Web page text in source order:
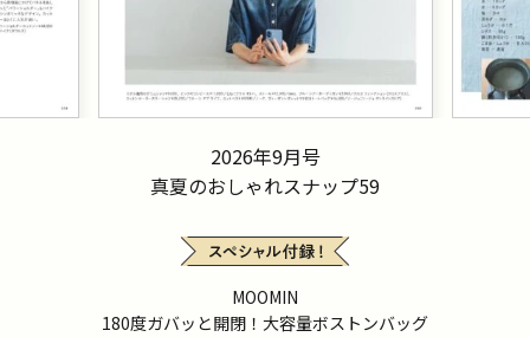
2026年9月号
真夏のおしゃれスナップ59
MOOMIN
180度ガバッと開閉！大容量ボストンバッグ